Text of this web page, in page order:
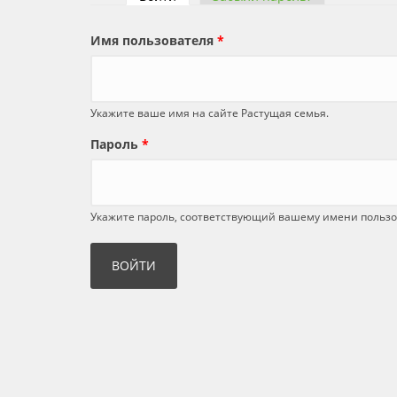
Имя пользователя *
Укажите ваше имя на сайте Растущая семья.
Пароль *
Укажите пароль, соответствующий вашему имени